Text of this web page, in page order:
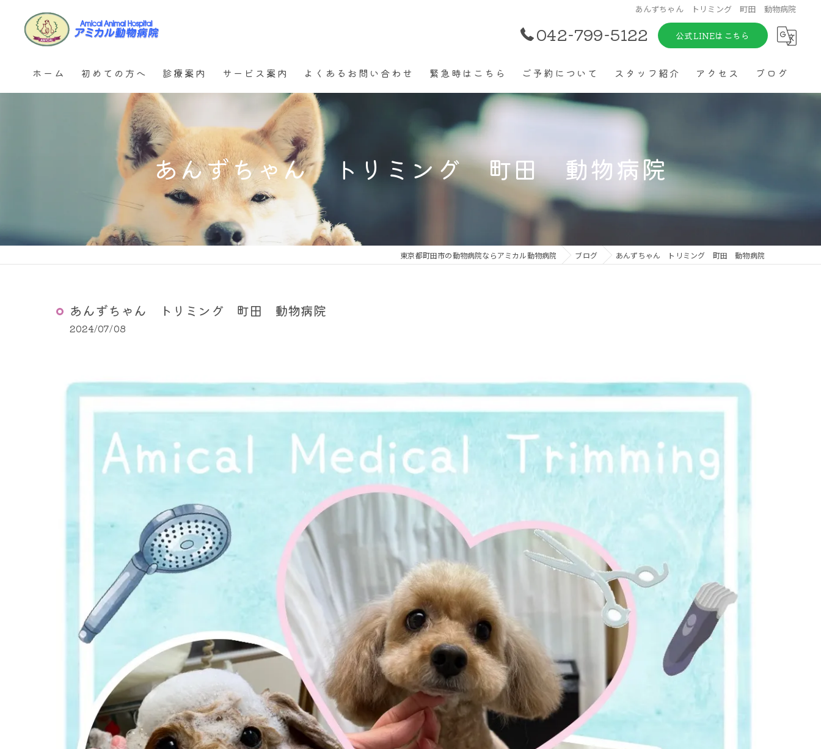
あんずちゃん トリミング 町田 動物病院
042-799-5122 公式LINEはこちら
ホーム 初めての方へ 診療案内
耳の診療
不妊・去勢手術
皮膚とアレルギーの診療
超音波検診 (腹部・心臓)
犬と猫の歯科
ペットドック
一般診療・予防診療・エチケットケアー・ご相談
サービス案内
アミカルメディカル (医療) トリミング
ペットホテル【患者様専用】犬猫ウサギ
ペットデイサービス【半日入院と入院】
よくあるお問い合わせ
ワクチン
トリミング
健康診断
歯科
爪切り
緊急時はこちら ご予約について スタッフ紹介 アクセス ブログ
あんずちゃん トリミング 町田 動物病院
東京都町田市の動物病院ならアミカル動物病院 ブログ あんずちゃん トリミング 町田 動物病院
あんずちゃん トリミング 町田 動物病院
2024/07/08